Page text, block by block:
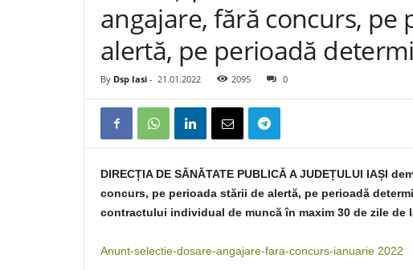
angajare, fără concurs, pe
alertă, pe perioadă
By Dsp Iasi - 21.01.2022 2095 0
DIRECȚIA DE SĂNĂTATE PUBLICĂ A JUDEȚULUI IAȘI
concurs, pe perioada stării de alertă, pe perioadă
contractului individual de muncă în maxim 30 de zile de
Anunt-selectie-dosare-angajare-fara-concurs-ianuarie 2022